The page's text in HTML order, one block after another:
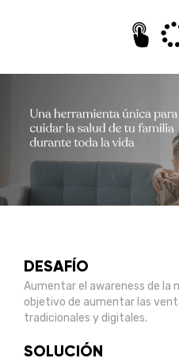
DESAFÍO
Aumentar el awareness de la
objetivo de aumentar las
tradicionales y digitales.
SOLUCIÓN